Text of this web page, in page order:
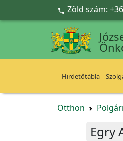
Ugrás a fő tartalomra
 Zöld szám:
Hirdetőtábla
Otthon
Egry